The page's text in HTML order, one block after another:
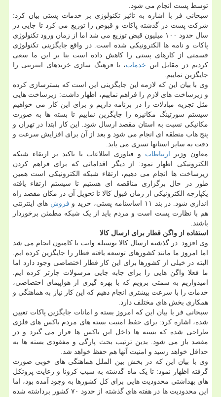
توسط پست انجام می شود.
سبحانی فر با اشاره به تاثیر تکنولوژی بر خدمات پستی بیان کرد:
شرکت پست در گذشته پاکات و قبوض را توزیع می کرد تا جایی در
سال حدود ۱۰۰ میلیون قبض توزیع می شد اما از زمان ورود تکنولوژی
پاکات و نامه ها الکترونیکی شده است. در واقع جایگزینی تکنولوژی
قسمتی از کارهای پستی را کاهش داده است بنا بر این ما سعی
کردیم در مقابل این خدمات، با فرهنگ سازی خریدهای اینترنتی را
جایگزین نماییم.
وی با بیان این که لازمه این جایگزینی این است که بسترسازی کرده
و زیرساخت های لازم را فراهم نماییم، اظهار داشت: زیرساخت هایی
مثل تجزیه مبادلات را در برنامه داریم و برای این کار می خواهیم
سیستم سورتینگ مکانیزه را جایگزین نماییم تا بسته ها به صورت
مکانیکی نسبت به استان مقصد ارسال شود. این کار ابتدا در تهران و
پنج هاب منطقه ای انجام می شود و بعد از آن برای افزایش سرعت و
دقت به سایر استانها تسری می یابد.
معاون وزیر
ارتباطات و فناوری اطلاعات با تاکید بر ارتقاء شبکه
الکترونیکی اظهار نمود: از دیگر اقداماتی که برای فراهم کردن
زیرساخت ها انجام می دهیم، ارتقاء شبکه الکترونیکی است همین
طور در حال برگزاری مناقصه ای هستیم تا سیستم ارتقاء یافته
یکپارچه الکترونیکی از زمان قبول کالا تا تحویل آن در مکان مقصد راه
اندازی شود. در بند ۱۱ اساسنامه پستی، خرید و
فروش های اینترنتی
هم با نظارت پست است و مردم باید از یک شبکه مطمئن برخوردار
باشند.
استفاده از واگن قطار برای ارسال کالا
وی افزود: در گذشته ارسال کالا بوسیله وانت یا کامیون انجام می شد
اما امروز ما مانند کشورهای توسعه یافته قطار را جایگزین کرده ایم.
البته در خیلی از کشورها برای این کار قطار اختصاصی وجود دارد اما
ما فعلا واگن هایی را برای جابه جایی مرسولات چارتر کرده ایم.
امیدواریم به سمتی برویم که با بهره گیری از هواپیمای اختصاصی،
خدمات را با سرعت بیشتری انجام دهیم که این کار نیاز به هماهنگی و
همکاری بخش های مختلف دارد.
سبحانی فر با بیان این که امروز بسته و امانات جایگزین پاکات تعیین
شده، اشاره کرد: برای حفظ امنیت بسته های مردم باکس های فلزی
طراحی شده که بسته ها داخل این باکس ها قرار می گیرد و در
مقصد باز می شود. بدین ترتیب بحث پارگی و مفقودی بسته ها به
حداقل خواهد رسید و امنیت آنها هم حفظ خواهد شد.
وی با بیان این که در بخش بین الملل هماهنگی های خوبی صورت
گرفته اظهار نمود: تا یک ماه گذشته به سبب کرونا و رعایت پروتکل
های بهداشتی محدودیت هایی برای کل کشورها به وجود آمده بود، اما
این محدودیت ها در هفته های گذشته از حدود ۷۰ کشور برداشته شده